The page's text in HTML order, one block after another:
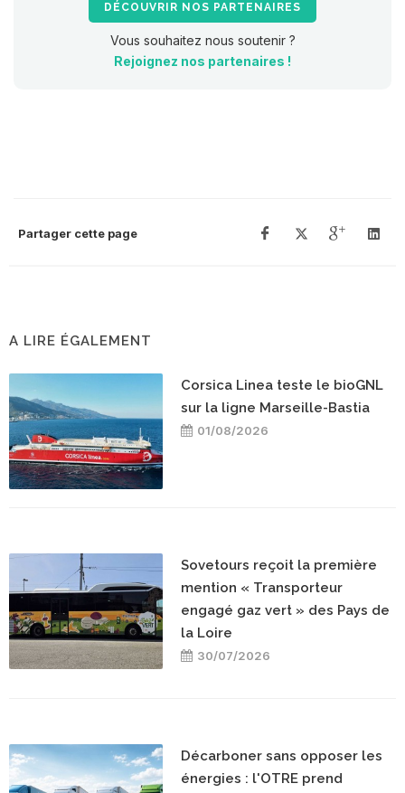
DÉCOUVRIR NOS PARTENAIRES
Vous souhaitez nous soutenir ?
Rejoignez nos partenaires !
Partager cette page
A LIRE ÉGALEMENT
Corsica Linea teste le bioGNL
sur la ligne Marseille-Bastia
01/08/2026
Sovetours reçoit la première
mention « Transporteur
engagé gaz vert » des Pays de
la Loire
30/07/2026
Décarboner sans opposer les
énergies : l'OTRE prend